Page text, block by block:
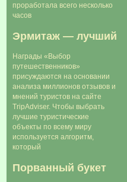
проработала всего несколько
часов
Эрмитаж — лучший
Награды «Выбор
путешественников»
присуждаются на основании
анализа миллионов отзывов и
мнений туристов на сайте
TripAdvisеr. Чтобы выбрать
лучшие туристические
объекты по всему миру
используется алгоритм,
который
Порванный букет